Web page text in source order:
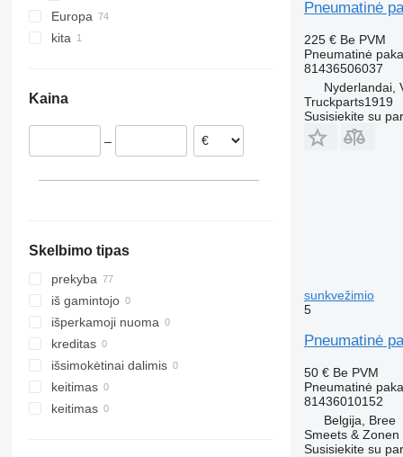
Europa
Lenkija
Vokietija
kita
Kaina
–
Skelbimo tipas
prekyba
iš gamintojo
išperkamoji nuoma
kreditas
išsimokėtinai dalimis
keitimas
keitimas
Pneumatinė
225 € Be PVM
Pneumatinė
81436506037
Nyderlandai,
Truckparts1919
Susisiekite su
sunkvežimio
5
Pneumatinė
50 € Be PVM
Pneumatinė
81436010152
Belgija, Bree
Smeets & Zonen
Susisiekite su